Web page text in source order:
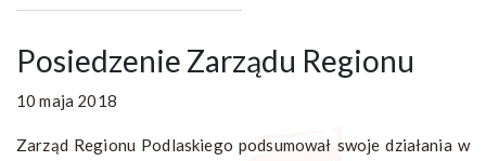
Posiedzenie Zarządu Regionu
10 maja 2018
Zarząd Regionu Podlaskiego podsumował swoje działania w